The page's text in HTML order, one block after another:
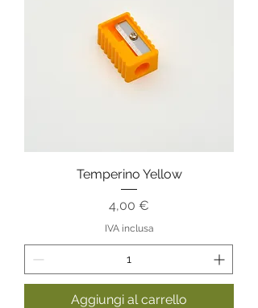
Temperino Yellow
Prezzo
4,00 €
IVA inclusa
Aggiungi al carrello